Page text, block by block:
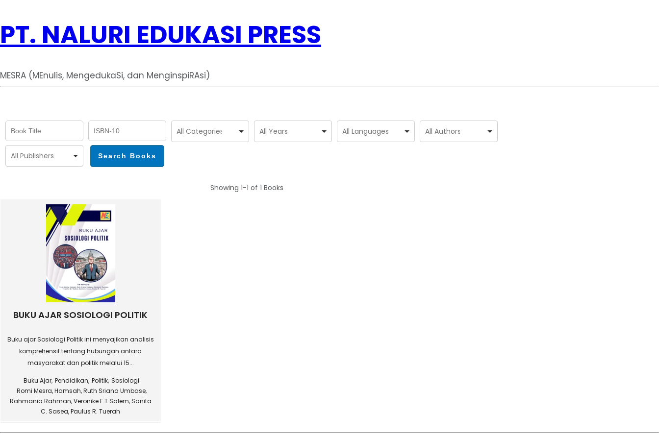
PT. NALURI EDUKASI PRESS
MESRA (MEnulis, MengedukaSi, dan MenginspiRAsi)
Showing 1-1 of 1 Books
BUKU AJAR SOSIOLOGI POLITIK
Buku ajar Sosiologi Politik ini menyajikan analisis
komprehensif tentang hubungan antara
masyarakat dan politik melalui 15...
Buku Ajar,Pendidikan,Politik, Sosiologi
Romi Mesra, Hamsah, Ruth Sriana Umbase,
Rahmania Rahman, Veronike E.T Salem, Sanita
C. Sasea, Paulus R. Tuerah